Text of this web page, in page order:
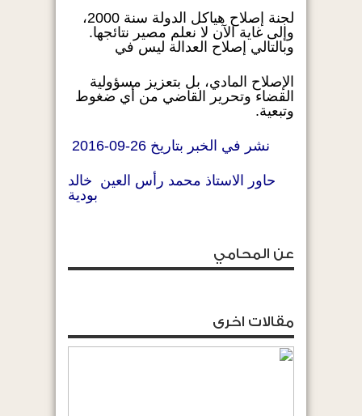
لجنة إصلاح هياكل الدولة سنة 2000،
وإلى غاية الآن لا نعلم مصير نتائجها.
وبالتالي إصلاح العدالة ليس في
الإصلاح المادي، بل بتعزيز مسؤولية
القضاء وتحرير القاضي من أي ضغوط
وتبعية.
نشر في الخبر بتاريخ 26-09-2016
حاور الاستاذ محمد رأس العين خالد
بودية
عن المحامي
مقالات اخرى